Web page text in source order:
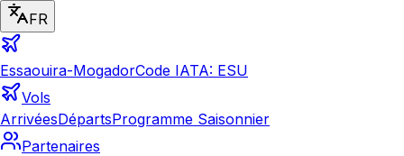
FR
Essaouira-MogadorCode IATA: ESU
Vols
ArrivéesDépartsProgramme Saisonnier
Partenaires